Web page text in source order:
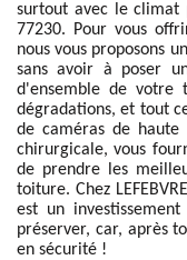
surtout avec le climat
77230. Pour vous
nous vous proposons
sans avoir à poser
d'ensemble de votre
dégradations, et tout
de caméras de haute
chirurgicale, vous
de prendre les
toiture. Chez
est un
préserver, car, après
en sécurité !